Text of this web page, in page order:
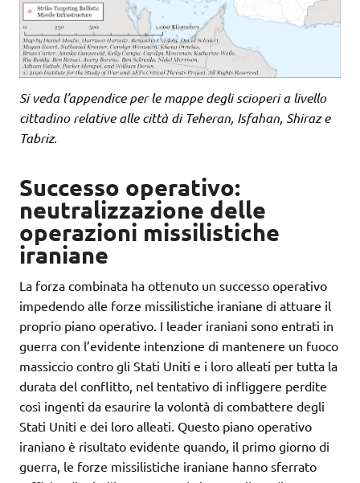
Si veda l’appendice per le mappe degli scioperi a livello
cittadino relative alle città di Teheran, Isfahan, Shiraz e
Tabriz.
Successo operativo:
neutralizzazione delle
operazioni missilistiche
iraniane
La forza combinata ha ottenuto un successo operativo
impedendo alle forze missilistiche iraniane di attuare il
proprio piano operativo. I leader iraniani sono entrati in
guerra con l’evidente intenzione di mantenere un fuoco
massiccio contro gli Stati Uniti e i loro alleati per tutta la
durata del conflitto, nel tentativo di infliggere perdite
così ingenti da esaurire la volontà di combattere degli
Stati Uniti e dei loro alleati. Questo piano operativo
iraniano è risultato evidente quando, il primo giorno di
guerra, le forze missilistiche iraniane hanno sferrato